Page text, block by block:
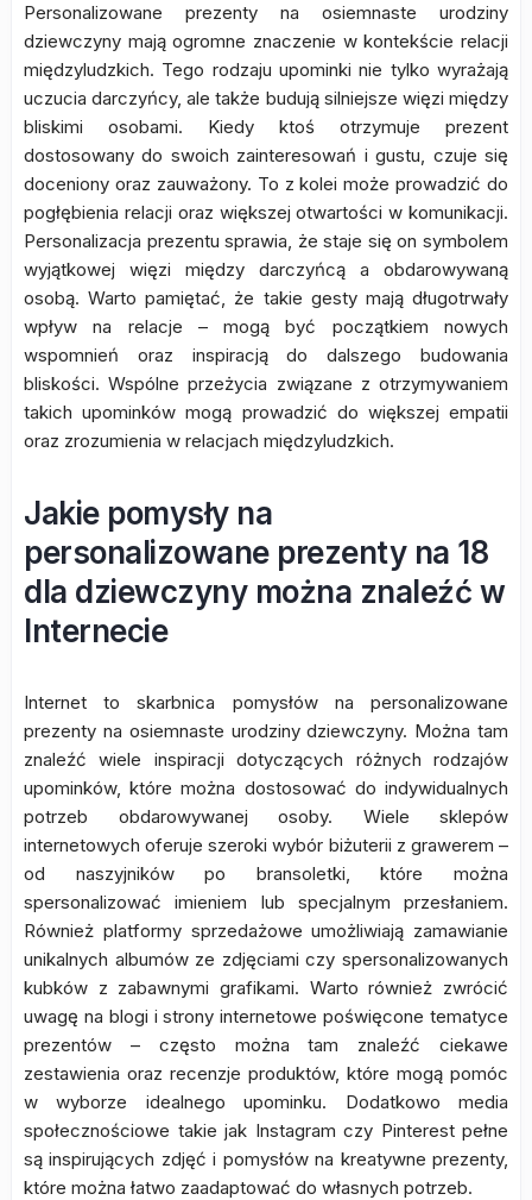
Personalizowane prezenty na osiemnaste urodziny
dziewczyny mają ogromne znaczenie w kontekście relacji
międzyludzkich. Tego rodzaju upominki nie tylko wyrażają
uczucia darczyńcy, ale także budują silniejsze więzi między
bliskimi osobami. Kiedy ktoś otrzymuje prezent
dostosowany do swoich zainteresowań i gustu, czuje się
doceniony oraz zauważony. To z kolei może prowadzić do
pogłębienia relacji oraz większej otwartości w komunikacji.
Personalizacja prezentu sprawia, że staje się on symbolem
wyjątkowej więzi między darczyńcą a obdarowywaną
osobą. Warto pamiętać, że takie gesty mają długotrwały
wpływ na relacje – mogą być początkiem nowych
wspomnień oraz inspiracją do dalszego budowania
bliskości. Wspólne przeżycia związane z otrzymywaniem
takich upominków mogą prowadzić do większej empatii
oraz zrozumienia w relacjach międzyludzkich.
Jakie pomysły na
personalizowane prezenty na 18
dla dziewczyny można znaleźć w
Internecie
Internet to skarbnica pomysłów na personalizowane
prezenty na osiemnaste urodziny dziewczyny. Można tam
znaleźć wiele inspiracji dotyczących różnych rodzajów
upominków, które można dostosować do indywidualnych
potrzeb obdarowywanej osoby. Wiele sklepów
internetowych oferuje szeroki wybór biżuterii z grawerem –
od naszyjników po bransoletki, które można
spersonalizować imieniem lub specjalnym przesłaniem.
Również platformy sprzedażowe umożliwiają zamawianie
unikalnych albumów ze zdjęciami czy spersonalizowanych
kubków z zabawnymi grafikami. Warto również zwrócić
uwagę na blogi i strony internetowe poświęcone tematyce
prezentów – często można tam znaleźć ciekawe
zestawienia oraz recenzje produktów, które mogą pomóc
w wyborze idealnego upominku. Dodatkowo media
społecznościowe takie jak Instagram czy Pinterest pełne
są inspirujących zdjęć i pomysłów na kreatywne prezenty,
które można łatwo zaadaptować do własnych potrzeb.